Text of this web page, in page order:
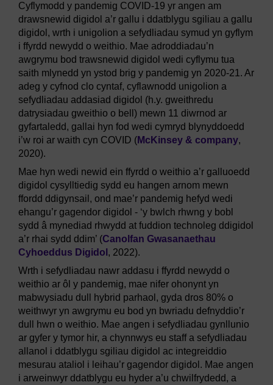
Cyflymodd y pandemig COVID-19 yr angen am
drawsnewid digidol a’r gallu i ddatblygu sgiliau a gallu
digidol, wrth i unigolion a sefydliadau symud yn gyflym
i ffyrdd newydd o weithio. Mae adroddiadau’n
awgrymu bod trawsnewid digidol wedi cyflymu tua
saith mlynedd yn ystod brig y pandemig yn 2020-21. Ar
adeg y cyfnod clo cyntaf, cyflawnodd unigolion a
sefydliadau addasiad digidol (h.y. gweithredu
datrysiadau gweithio o bell) mewn 11 diwrnod ar
gyfartaledd, gallai hyn fod wedi cymryd blynyddoedd
i’w roi ar waith cyn COVID (McKinsey & company,
2020).
Mae hyn wedi newid ein ffyrdd o weithio a’r galluoedd
digidol cysylltiedig sydd eu hangen arnom mewn
ffordd ddigynsail, ond mae’r pandemig hefyd wedi
ehangu’r gagendor digidol - ‘y bwlch rhwng y bobl
sydd â mynediad rhwydd at fuddion technoleg ddigidol
a’r rhai sydd ddim’ (Canolfan Gwasanaethau
Cyhoeddus Digidol , 2022).
Wrth i sefydliadau nawr addasu i ffyrdd newydd o
weithio ar ôl y pandemig, mae nifer ohonynt yn
mabwysiadu dull hybrid parhaol, gyda dros 80% o
weithwyr yn awgrymu eu bod yn bwriadu defnyddio’r
dull hwn o weithio. Mae angen i sefydliadau gynllunio
ar gyfer y tymor hir, a chynnwys eu staff a sefydliadau
allanol i ddatblygu sgiliau digidol ac integreiddio
mesurau ataliol i leihau’r gagendor digidol. Mae angen
i arweinwyr ddatblygu eu hyder a’u chwilfrydedd, a